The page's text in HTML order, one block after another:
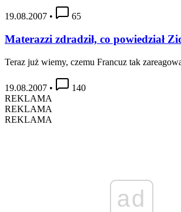
19.08.2007 • 65
Materazzi zdradził, co powiedział
Teraz już wiemy, czemu Francuz tak
19.08.2007 •
140
REKLAMA
REKLAMA
REKLAMA
ad